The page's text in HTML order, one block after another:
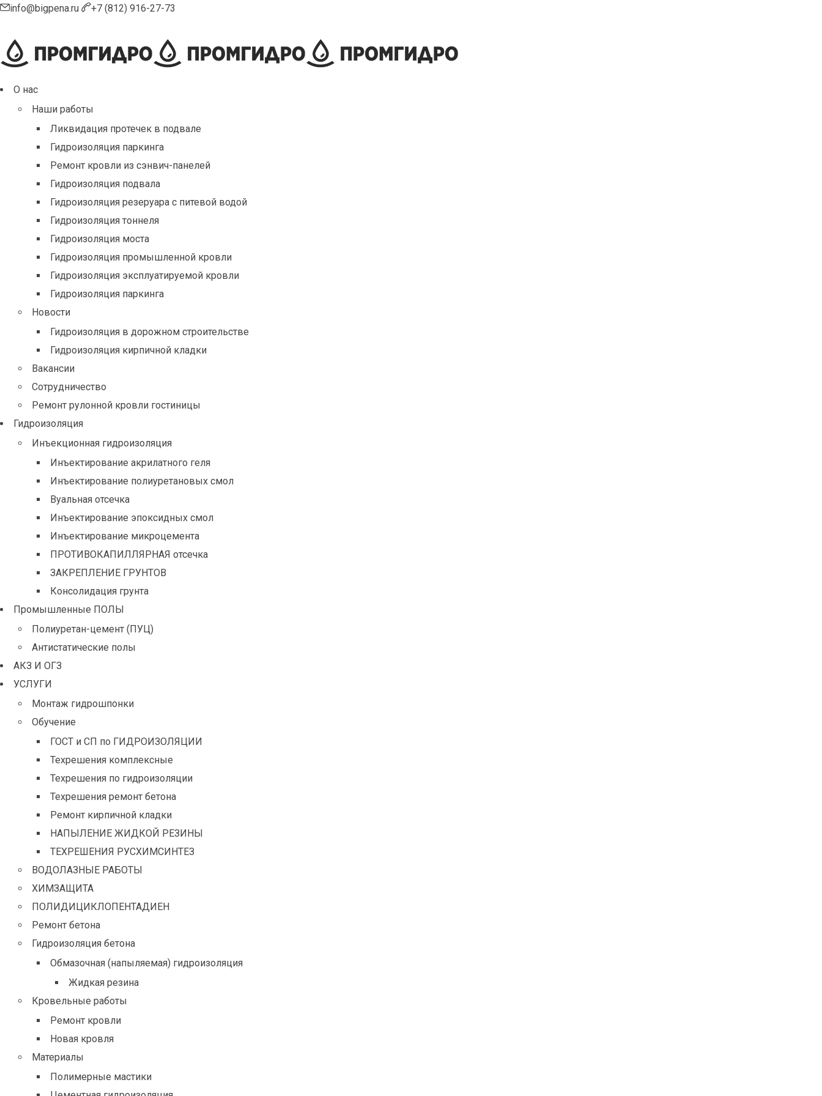
info@bigpena.ru +7 (812) 916-27-73
О нас
Наши работы
Ликвидация протечек в подвале
Гидроизоляция паркинга
Ремонт кровли из сэнвич-панелей
Гидроизоляция подвала
Гидроизоляция резеруара с питевой водой
Гидроизоляция тоннеля
Гидроизоляция моста
Гидроизоляция промышленной кровли
Гидроизоляция эксплуатируемой кровли
Гидроизоляция паркинга
Новости
Гидроизоляция в дорожном строительстве
Гидроизоляция кирпичной кладки
Вакансии
Сотрудничество
Ремонт рулонной кровли гостиницы
Гидроизоляция
Инъекционная гидроизоляция
Инъектирование акрилатного геля
Инъектирование полиуретановых смол
Вуальная отсечка
Инъектирование эпоксидных смол
Инъектирование микроцемента
ПРОТИВОКАПИЛЛЯРНАЯ отсечка
ЗАКРЕПЛЕНИЕ ГРУНТОВ
Консолидация грунта
Промышленные ПОЛЫ
Полиуретан-цемент (ПУЦ)
Антистатические полы
АКЗ И ОГЗ
УСЛУГИ
Монтаж гидрошпонки
Обучение
ГОСТ и СП по ГИДРОИЗОЛЯЦИИ
Техрешения комплексные
Техрешения по гидроизоляции
Техрешения ремонт бетона
Ремонт кирпичной кладки
НАПЫЛЕНИЕ ЖИДКОЙ РЕЗИНЫ
ТЕХРЕШЕНИЯ РУСХИМСИНТЕЗ
ВОДОЛАЗНЫЕ РАБОТЫ
ХИМЗАЩИТА
ПОЛИДИЦИКЛОПЕНТАДИЕН
Ремонт бетона
Гидроизоляция бетона
Обмазочная (напыляемая) гидроизоляция
Жидкая резина
Кровельные работы
Ремонт кровли
Новая кровля
Материалы
Полимерные мастики